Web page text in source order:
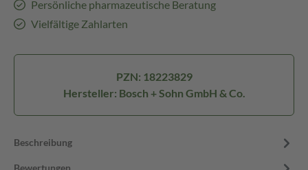
Persönliche pharmazeutische Beratung
Vielfältige Zahlarten
PZN: 18223829
Hersteller: Bosch + Sohn GmbH & Co.
Beschreibung
Bewertungen